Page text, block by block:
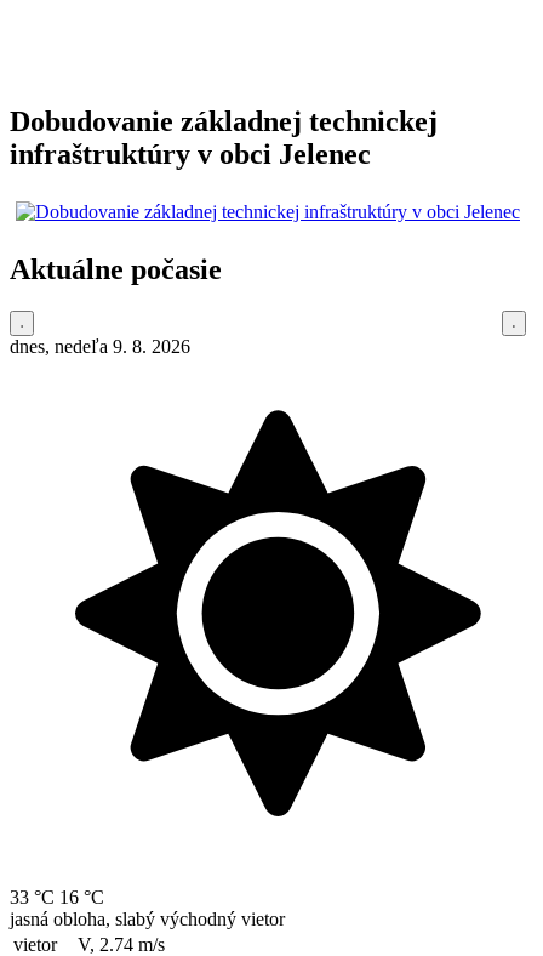
Dobudovanie základnej technickej
infraštruktúry v obci Jelenec
Aktuálne počasie
dnes, nedeľa 9. 8. 2026
33 °C 16 °C
jasná obloha, slabý východný vietor
vietor
V, 2.74 m/s